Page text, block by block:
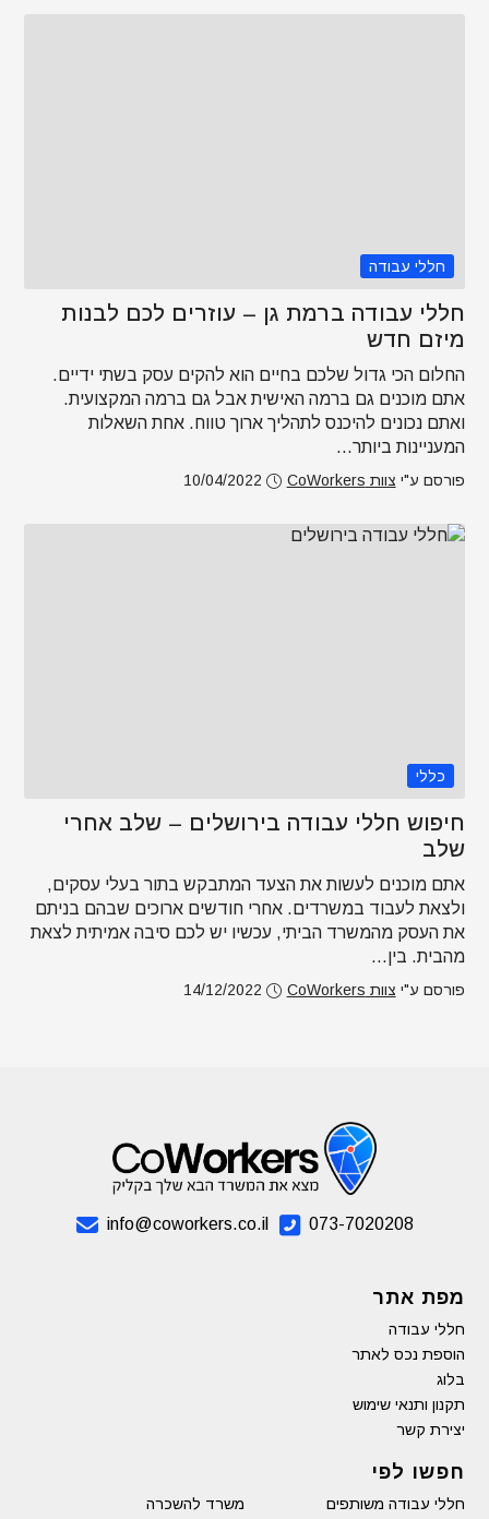
חללי עבודה
חללי עבודה ברמת גן – עוזרים לכם לבנות
מיזם חדש
החלום הכי גדול שלכם בחיים הוא להקים עסק בשתי ידיים.
אתם מוכנים גם ברמה האישית אבל גם ברמה המקצועית.
ואתם נכונים להיכנס לתהליך ארוך טווח. אחת השאלות
המעניינות ביותר...
פורסם ע"י צוות CoWorkers 10/04/2022
כללי
חיפוש חללי עבודה בירושלים – שלב אחרי
שלב
אתם מוכנים לעשות את הצעד המתבקש בתור בעלי עסקים,
ולצאת לעבוד במשרדים. אחרי חודשים ארוכים שבהם בניתם
את העסק מהמשרד הביתי, עכשיו יש לכם סיבה אמיתית לצאת
מהבית. בין...
פורסם ע"י צוות CoWorkers 14/12/2022
מפת אתר
חללי עבודה
הוספת נכס לאתר
בלוג
תקנון ותנאי שימוש
יצירת קשר
חפשו לפי
חללי עבודה משותפים
משרד להשכרה
info@coworkers.co.il 073-7020208